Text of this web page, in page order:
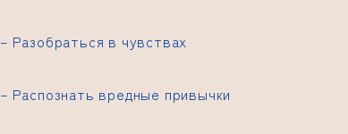
– Разобраться в чувствах
– Распознать вредные привычки